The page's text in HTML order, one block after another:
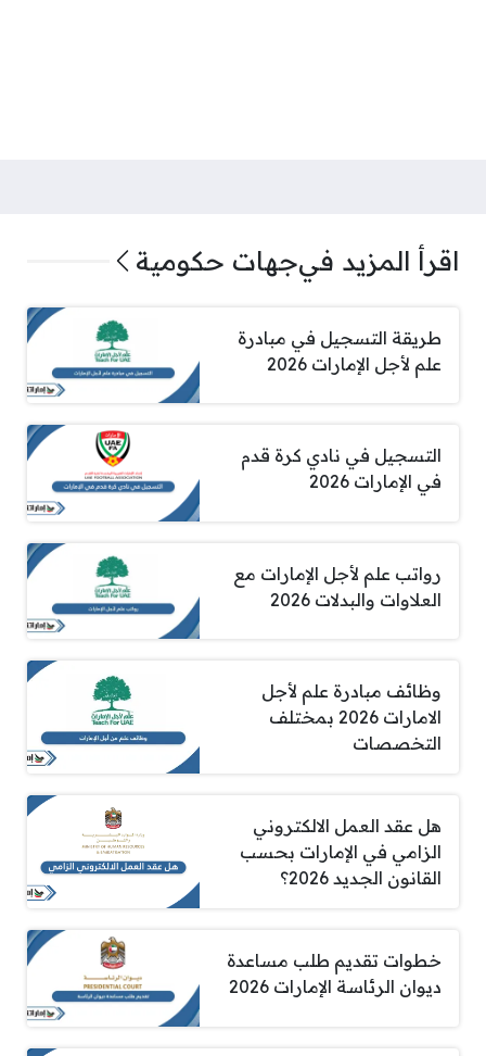
اقرأ المزيد فيجهات حكومية
طريقة التسجيل في مبادرة
علم لأجل الإمارات 2026
التسجيل في نادي كرة قدم
في الإمارات 2026
رواتب علم لأجل الإمارات مع
العلاوات والبدلات 2026
وظائف مبادرة علم لأجل
الامارات 2026 بمختلف
التخصصات
هل عقد العمل الالكتروني
الزامي في الإمارات بحسب
القانون الجديد 2026؟
خطوات تقديم طلب مساعدة
ديوان الرئاسة الإمارات 2026